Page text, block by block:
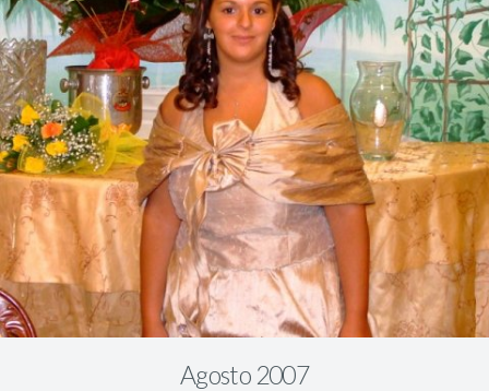
Agosto 2007